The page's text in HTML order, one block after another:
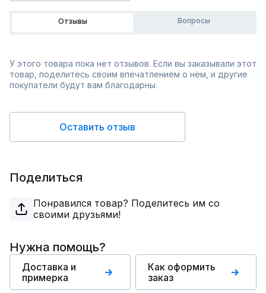
Отзывы Вопросы
У этого товара пока нет отзывов. Если вы заказывали этот
товар, поделитесь своим впечатлением о нём, и другие
покупатели будут вам благодарны.
Оставить отзыв
Поделиться
Понравился товар? Поделитесь им со
своими друзьями!
Нужна помощь?
Доставка и
примерка
Как оформить
заказ